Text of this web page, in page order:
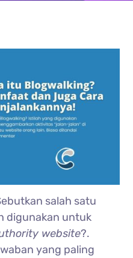
salah satu
digunakan untuk
website?.
yang paling